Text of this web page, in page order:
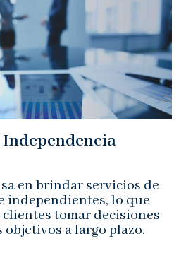
en brindar servicios de
independientes, lo que
tomar decisiones
objetivos a largo plazo.